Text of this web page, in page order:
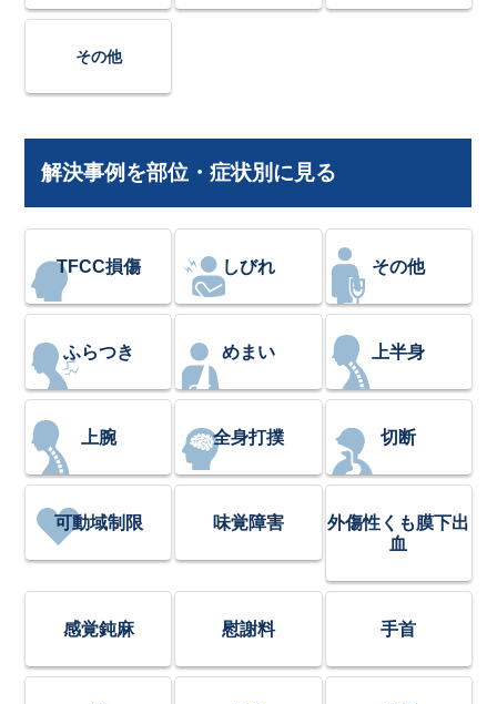
その他
解決事例を部位・症状別に見る
TFCC損傷 しびれ その他
ふらつき めまい 上半身
上腕 全身打撲 切断
可動域制限 味覚障害
外傷性くも膜下出
血
感覚鈍麻 慰謝料 手首